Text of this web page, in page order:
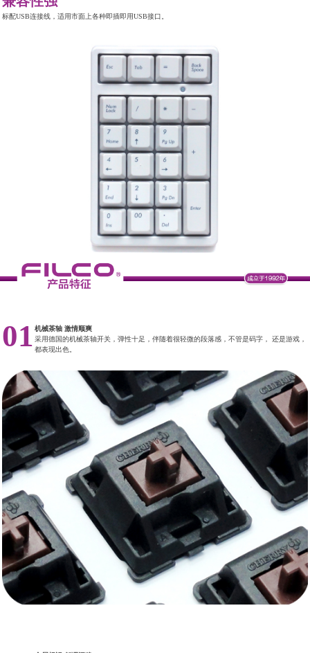
标配USB连接线，适用市面上各种即插即用USB接口。
01 机械茶轴 激情顺爽
采用德国的机械茶轴开关，弹性十足，伴随着很轻微的段落感，不管是码字， 还是游戏，
都表现出色。